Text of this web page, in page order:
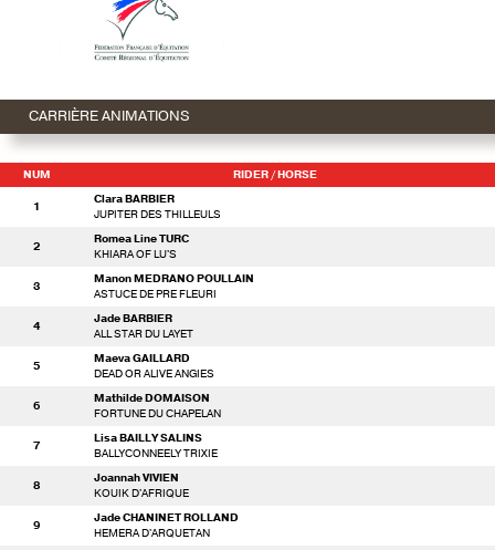
CARRIÈRE ANIMATIONS
NUM RIDER / HORSE
1
Clara BARBIER
JUPITER DES THILLEULS
2
Romea Line TURC
KHIARA OF LU'S
3
Manon MEDRANO POULLAIN
ASTUCE DE PRE FLEURI
4
Jade BARBIER
ALL STAR DU LAYET
5
Maeva GAILLARD
DEAD OR ALIVE ANGIES
6
Mathilde DOMAISON
FORTUNE DU CHAPELAN
7
Lisa BAILLY SALINS
BALLYCONNEELY TRIXIE
8
Joannah VIVIEN
KOUIK D'AFRIQUE
9
Jade CHANINET ROLLAND
HEMERA D'ARQUETAN